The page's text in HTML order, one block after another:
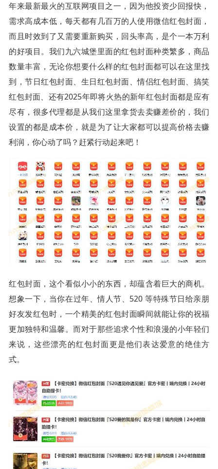
年来最新最火的互联网项目之一，因为他投资少回报快，
需求高成本低，每天都有几百万的人使用微信红包封面，
而且时效到了又需要重新购买，回头率高，是个一本万利
的好项目。我们九六城堡里面的红包封面种类繁多，商品
数量丰富，无论你想要什么样的红包封面都可以在这里找
到，节日红包封面、生日红包封面、情侣红包封面、搞笑
红包封面、还有2025年即将火热的新年红包封面都是应有
尽有，很多代理都是从我们这里拿货去卖赚差价的，我们
设置的都是成本价，就是为了让大家都可以提高价格去赚
利润，你心动了吗？赶紧行动起来吧！
红包封面，这个看似小小的东西，却蕴含着巨大的商机。
想象一下，当你在过年、情人节、520 等特殊节日给亲朋
好友发红包时，一个精美的红包封面瞬间就能让你的祝福
更加独特和温馨。而对于那些追求个性和浪漫的小年轻们
来说，这些漂亮的红包封面更是他们表达爱意的绝佳方
式。